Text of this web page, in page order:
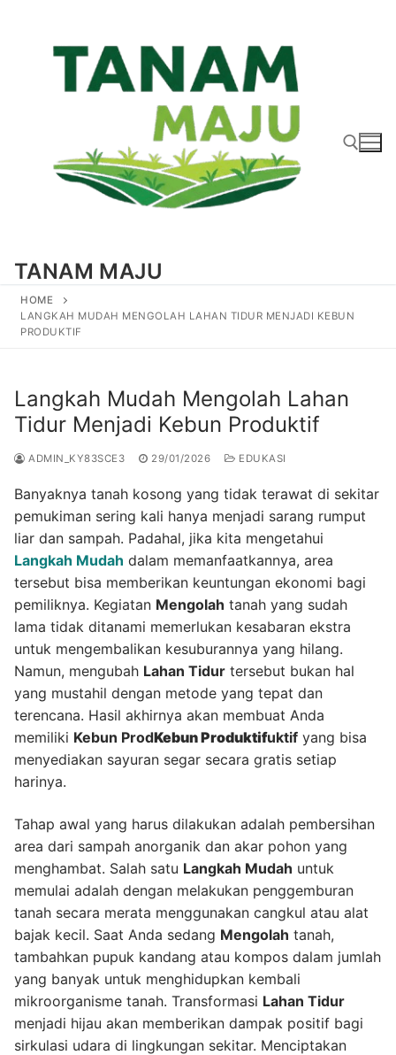
TANAM MAJU
HOME
LANGKAH MUDAH MENGOLAH LAHAN TIDUR MENJADI KEBUN
PRODUKTIF
Langkah Mudah Mengolah Lahan
Tidur Menjadi Kebun Produktif
ADMIN_KY83SCE3 29/01/2026 EDUKASI
Banyaknya tanah kosong yang tidak terawat di sekitar
pemukiman sering kali hanya menjadi sarang rumput
liar dan sampah. Padahal, jika kita mengetahui
Langkah Mudah dalam memanfaatkannya, area
tersebut bisa memberikan keuntungan ekonomi bagi
pemiliknya. Kegiatan Mengolah tanah yang sudah
lama tidak ditanami memerlukan kesabaran ekstra
untuk mengembalikan kesuburannya yang hilang.
Namun, mengubah Lahan Tidur tersebut bukan hal
yang mustahil dengan metode yang tepat dan
terencana. Hasil akhirnya akan membuat Anda
memiliki Kebun ProdKebun Produktifuktif yang bisa
menyediakan sayuran segar secara gratis setiap
harinya.
Tahap awal yang harus dilakukan adalah pembersihan
area dari sampah anorganik dan akar pohon yang
menghambat. Salah satu Langkah Mudah untuk
memulai adalah dengan melakukan penggemburan
tanah secara merata menggunakan cangkul atau alat
bajak kecil. Saat Anda sedang Mengolah tanah,
tambahkan pupuk kandang atau kompos dalam jumlah
yang banyak untuk menghidupkan kembali
mikroorganisme tanah. Transformasi Lahan Tidur
menjadi hijau akan memberikan dampak positif bagi
sirkulasi udara di lingkungan sekitar. Menciptakan